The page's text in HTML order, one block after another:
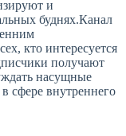
и
буднях.Канал
кто интересуется
получают
насущные
сфере внутреннего